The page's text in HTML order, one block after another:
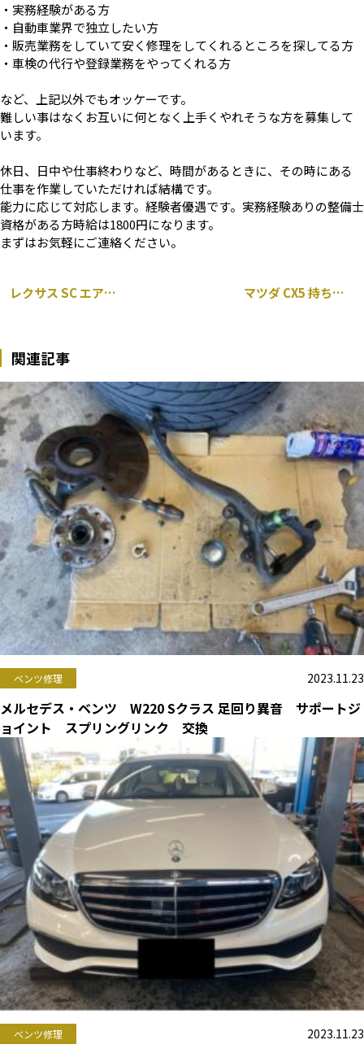
・実務経験がある方
・自動車業界で独立したい方
・販売業務をしていて安く修理をしてくれるところを探してる方
・車検の代行や登録業務をやってくれる方
など、上記以外でもオッケーです。
難しい事はなくお互いに何となく上手くやれそうな方を募集して
います。
休日、日中や仕事終わりなど、時間があるときに、その時にある
仕事を作業していただければ結構です。
能力に応じて対応します。経験者優遇です。実務経験ありの整備士
資格がある方時給は1800円になります。
まずはお気軽にご連絡ください。
レクサス SC エアコン 修理 コンプレッサー交換 マツダ CX5 持ち込み デイライト 流れるウィンカー キット 取り付け
関連記事
ベンツ修理 2023.11.23
メルセデス・ベンツ W220 Sクラス 足回り異音 サポートジ
ョイント スプリングリンク 交換
ベンツ修理 2023.11.23